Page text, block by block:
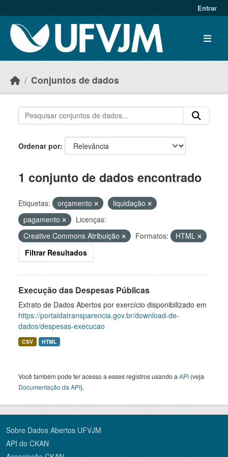
Entrar
Conjuntos de dados
Ordenar por
1 conjunto de dados encontrado
Etiquetas: orçamento
liquidação
pagamento
Licenças:
Creative Commons Atribuição
Formatos:
HTML
Filtrar Resultados
Execução das Despesas Públicas
Extrato de Dados Abertos por exercício disponibilizado em
https://portaldatransparencia.gov.br/download-de-
dados/despesas-execucao
CSV HTML
Você também pode ter acesso a esses registros usando a API (veja
Documentação da API).
Sobre Dados Abertos UFVJM
API do CKAN